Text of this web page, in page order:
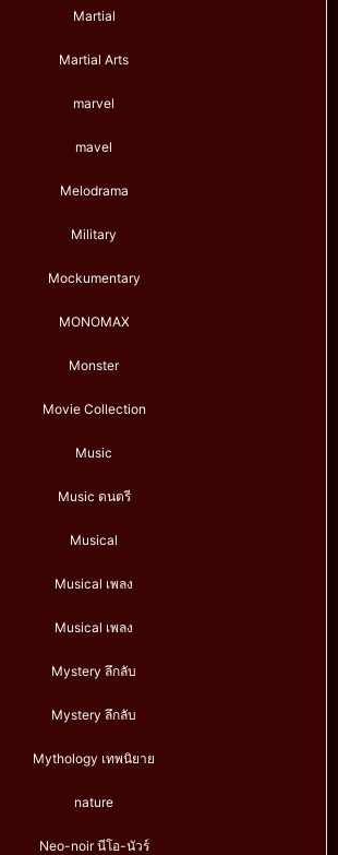
Martial
Martial Arts
marvel
mavel
Melodrama
Military
Mockumentary
MONOMAX
Monster
Movie Collection
Music
Music ดนตรี
Musical
Musical เพลง
Musical เพลง
Mystery ลึกลับ
Mystery ลึกลับ
Mythology เทพนิยาย
nature
Neo-noir นีโอ-นัวร์